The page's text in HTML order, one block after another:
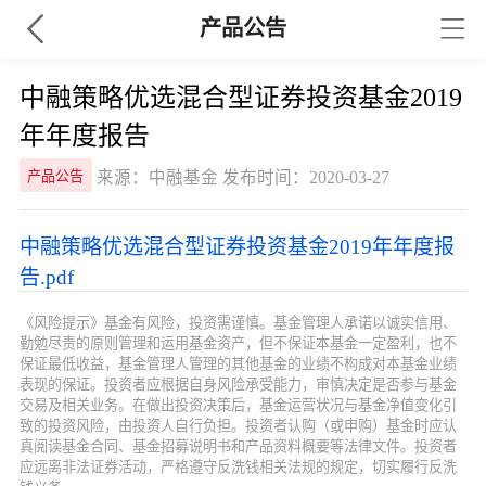
产品公告
中融策略优选混合型证券投资基金2019
年年度报告
产品公告 来源：中融基金 发布时间：2020-03-27
中融策略优选混合型证券投资基金2019年年度报
告.pdf
《风险提示》基金有风险，投资需谨慎。基金管理人承诺以诚实信用、
勤勉尽责的原则管理和运用基金资产，但不保证本基金一定盈利，也不
保证最低收益，基金管理人管理的其他基金的业绩不构成对本基金业绩
表现的保证。投资者应根据自身风险承受能力，审慎决定是否参与基金
交易及相关业务。在做出投资决策后，基金运营状况与基金净值变化引
致的投资风险，由投资人自行负担。投资者认购（或申购）基金时应认
真阅读基金合同、基金招募说明书和产品资料概要等法律文件。投资者
应远离非法证券活动，严格遵守反洗钱相关法规的规定，切实履行反洗